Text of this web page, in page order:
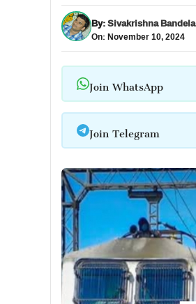
By:Sivakrishna Bandela
On: November 10, 2024
Join WhatsApp
Join Telegram